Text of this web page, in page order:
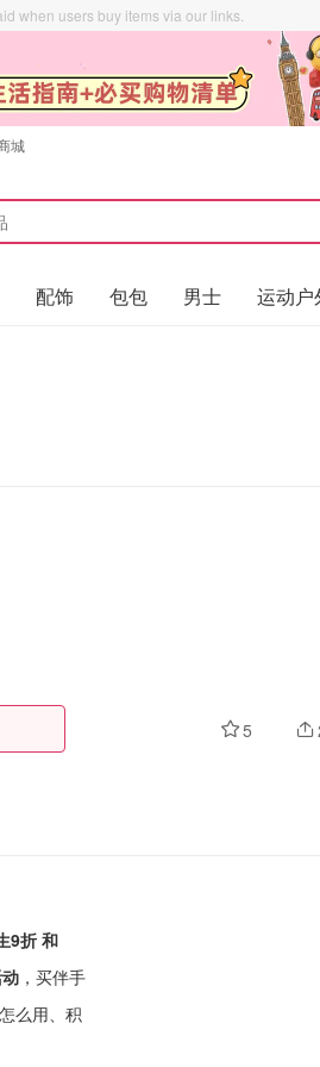
when users buy items via our links.
城
配饰 包包 男士 运动户
5
9折 和
，买伴手
么用、积